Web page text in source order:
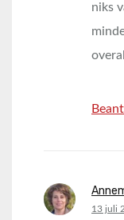
niks
says:
13 juli